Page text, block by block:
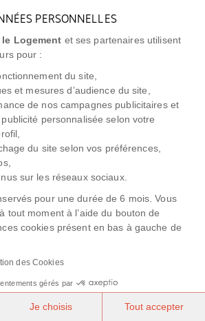
PERSONNELLES
Logement et ses partenaires utilisent
pour :
du site,
et mesures d’audience du site,
de nos campagnes publicitaires et
personnalisée selon votre
du site selon vos préférences,
sur les réseaux sociaux.
pour une durée de 6 mois. Vous
tout moment à l’aide du bouton de
cookies présent en bas à gauche de
des Cookies
gérés par
Je choisis Tout accepter
Expulsion" 0805 299 049